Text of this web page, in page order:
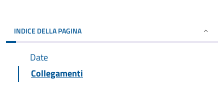
INDICE DELLA PAGINA
Date
Collegamenti